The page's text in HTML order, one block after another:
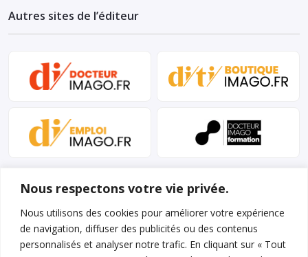
Nous respectons votre vie privée.
Nous utilisons des cookies pour améliorer votre expérience
de navigation, diffuser des publicités ou des contenus
personnalisés et analyser notre trafic. En cliquant sur « Tout
Autres sites de l’éditeur